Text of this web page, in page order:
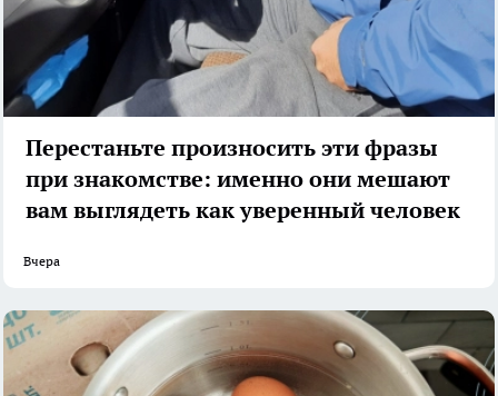
Перестаньте произносить эти фразы
при знакомстве: именно они мешают
вам выглядеть как уверенный человек
Вчера